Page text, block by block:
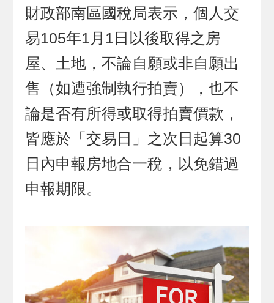
財政部南區國稅局表示，個人交
易105年1月1日以後取得之房
屋、土地，不論自願或非自願出
售（如遭強制執行拍賣），也不
論是否有所得或取得拍賣價款，
皆應於「交易日」之次日起算30
日內申報房地合一稅，以免錯過
申報期限。